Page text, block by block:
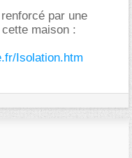
par une
maison :
Isolation.htm